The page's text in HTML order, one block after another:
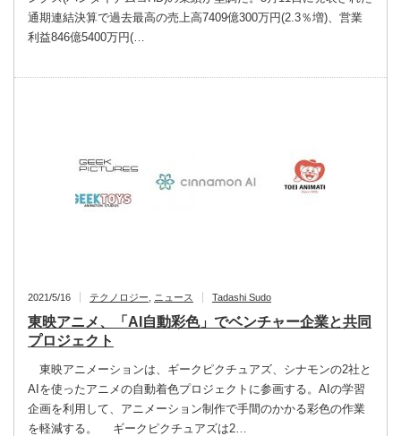
通期連結決算で過去最高の売上高7409億300万円(2.3％増)、営業
利益846億5400万円(…
2021/5/16 テクノロジー ニュース Tadashi Sudo
東映アニメ、「AI自動彩色」でベンチャー企業と共同
プロジェクト
東映アニメーションは、ギークピクチュアズ、シナモンの2社と
AIを使ったアニメの自動着色プロジェクトに参画する。AIの学習
企画を利用して、アニメーション制作で手間のかかる彩色の作業
を軽減する。 ギークピクチュアズは2…